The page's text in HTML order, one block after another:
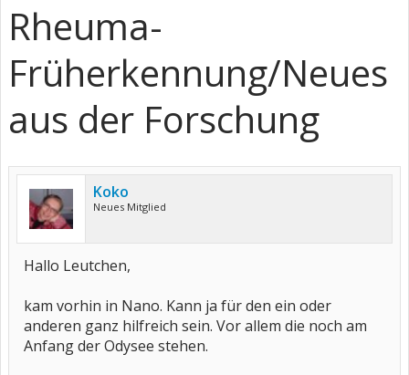
Rheuma-
Früherkennung/Neues
aus der Forschung
Koko
Neues Mitglied
Hallo Leutchen,
kam vorhin in Nano. Kann ja für den ein oder
anderen ganz hilfreich sein. Vor allem die noch am
Anfang der Odysee stehen.